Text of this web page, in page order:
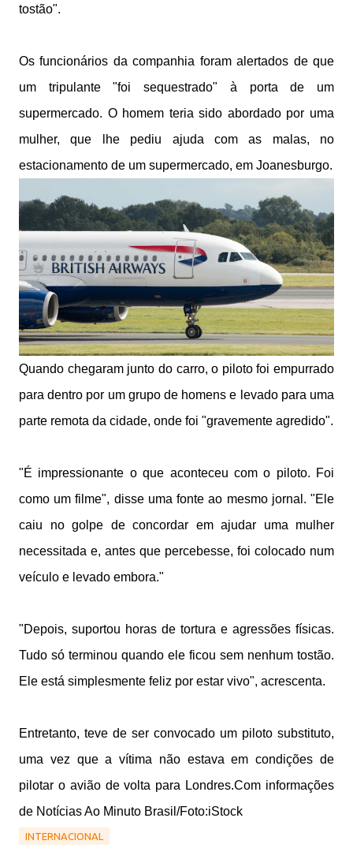
tostão".
Os funcionários da companhia foram alertados de que
um tripulante "foi sequestrado" à porta de um
supermercado. O homem teria sido abordado por uma
mulher, que lhe pediu ajuda com as malas, no
estacionamento de um supermercado, em Joanesburgo.
Quando chegaram junto do carro, o piloto foi empurrado
para dentro por um grupo de homens e levado para uma
parte remota da cidade, onde foi "gravemente agredido".
"É impressionante o que aconteceu com o piloto. Foi
como um filme", disse uma fonte ao mesmo jornal. "Ele
caiu no golpe de concordar em ajudar uma mulher
necessitada e, antes que percebesse, foi colocado num
veículo e levado embora."
"Depois, suportou horas de tortura e agressões físicas.
Tudo só terminou quando ele ficou sem nenhum tostão.
Ele está simplesmente feliz por estar vivo", acrescenta.
Entretanto, teve de ser convocado um piloto substituto,
uma vez que a vítima não estava em condições de
pilotar o avião de volta para Londres.Com informações
de Notícias Ao Minuto Brasil/Foto:iStock
INTERNACIONAL